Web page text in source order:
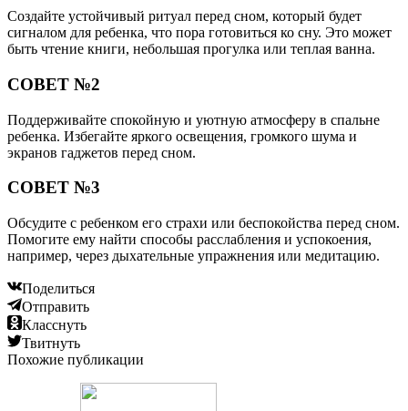
Создайте устойчивый ритуал перед сном, который будет
сигналом для ребенка, что пора готовиться ко сну. Это может
быть чтение книги, небольшая прогулка или теплая ванна.
СОВЕТ №2
Поддерживайте спокойную и уютную атмосферу в спальне
ребенка. Избегайте яркого освещения, громкого шума и
экранов гаджетов перед сном.
СОВЕТ №3
Обсудите с ребенком его страхи или беспокойства перед сном.
Помогите ему найти способы расслабления и успокоения,
например, через дыхательные упражнения или медитацию.
Поделиться
Отправить
Класснуть
Твитнуть
Похожие публикации